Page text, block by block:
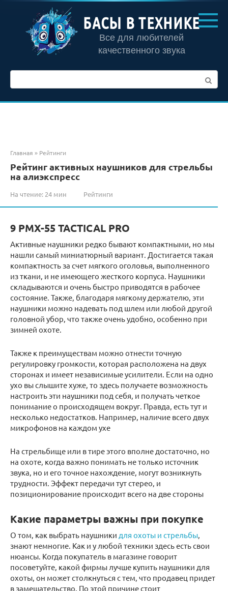
контенту
БАСЫ В ТЕХНИКЕ
Все для любителей
качественного звука
Главная » Рейтинги
Рейтинг активных наушников для стрельбы
на алиэкспресс
На чтение: 24 мин Рейтинги
9 PMX-55 TACTICAL PRO
Активные наушники редко бывают компактными, но мы
нашли самый миниатюрный вариант. Достигается такая
компактность за счет мягкого оголовья, выполненного
из ткани, и не имеющего жесткого корпуса. Наушники
складываются и очень быстро приводятся в рабочее
состояние. Также, благодаря мягкому держателю, эти
наушники можно надевать под шлем или любой другой
головной убор, что также очень удобно, особенно при
зимней охоте.
Также к преимуществам можно отнести точную
регулировку громкости, которая расположена на двух
сторонах и имеет независимые усилители. Если на одно
ухо вы слышите хуже, то здесь получаете возможность
настроить эти наушники под себя, и получать четкое
понимание о происходящем вокруг. Правда, есть тут и
несколько недостатков. Например, наличие всего двух
микрофонов на каждом ухе
На стрельбище или в тире этого вполне достаточно, но
на охоте, когда важно понимать не только источник
звука, но и его точное нахождение, могут возникнуть
трудности. Эффект передачи тут стерео, и
позиционирование происходит всего на две стороны
Какие параметры важны при покупке
О том, как выбрать наушники для охоты и стрельбы,
знают немногие. Как и у любой техники здесь есть свои
нюансы. Когда покупатель в магазине говорит
посоветуйте, какой фирмы лучше купить наушники для
охоты, он может столкнуться с тем, что продавец придет
в замешательство. По этой причине стоит